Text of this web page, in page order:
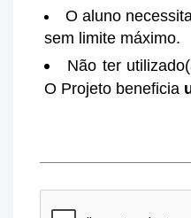
O aluno
sem limite máximo.
Não ter
O Projeto beneficia